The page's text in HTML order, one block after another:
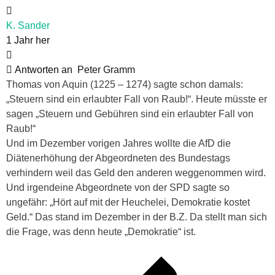
K. Sander
1 Jahr her
Antworten an
Peter Gramm
Thomas von Aquin (1225 – 1274) sagte schon damals:
„Steuern sind ein erlaubter Fall von Raub!“. Heute müsste er
sagen „Steuern und Gebühren sind ein erlaubter Fall von
Raub!“
Und im Dezember vorigen Jahres wollte die AfD die
Diätenerhöhung der Abgeordneten des Bundestags
verhindern weil das Geld den anderen weggenommen wird.
Und irgendeine Abgeordnete von der SPD sagte so
ungefähr: „Hört auf mit der Heuchelei, Demokratie kostet
Geld.“ Das stand im Dezember in der B.Z. Da stellt man sich
die Frage, was denn heute „Demokratie“ ist.